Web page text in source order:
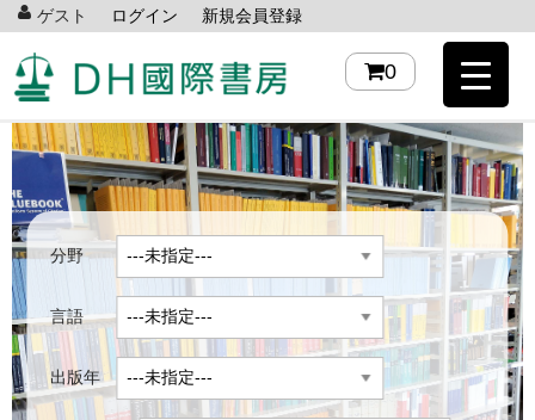
ゲスト ログイン 新規会員登録
0
分野
言語
出版年